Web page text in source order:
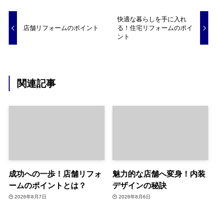
店舗リフォームのポイント
快適な暮らしを手に入れ
る！住宅リフォームのポイ
ント
関連記事
成功への一歩！店舗リフォ
ームのポイントとは？
2026年8月7日
魅力的な店舗へ変身！内装
デザインの秘訣
2026年8月6日